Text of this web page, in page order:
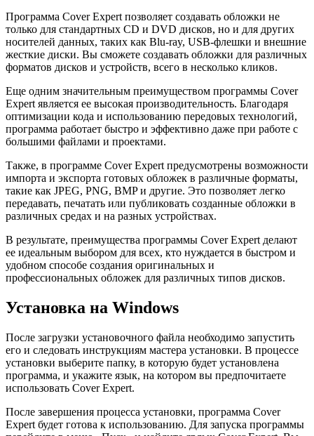
Программа Cover Expert позволяет создавать обложки не
только для стандартных CD и DVD дисков, но и для других
носителей данных, таких как Blu-ray, USB-флешки и внешние
жесткие диски. Вы сможете создавать обложки для различных
форматов дисков и устройств, всего в несколько кликов.
Еще одним значительным преимуществом программы Cover
Expert является ее высокая производительность. Благодаря
оптимизации кода и использованию передовых технологий,
программа работает быстро и эффективно даже при работе с
большими файлами и проектами.
Также, в программе Cover Expert предусмотрены возможности
импорта и экспорта готовых обложек в различные форматы,
такие как JPEG, PNG, BMP и другие. Это позволяет легко
передавать, печатать или публиковать созданные обложки в
различных средах и на разных устройствах.
В результате, преимущества программы Cover Expert делают
ее идеальным выбором для всех, кто нуждается в быстром и
удобном способе создания оригинальных и
профессиональных обложек для различных типов дисков.
Установка на Windows
После загрузки установочного файла необходимо запустить
его и следовать инструкциям мастера установки. В процессе
установки выберите папку, в которую будет установлена
программа, и укажите язык, на котором вы предпочитаете
использовать Cover Expert.
После завершения процесса установки, программа Cover
Expert будет готова к использованию. Для запуска программы